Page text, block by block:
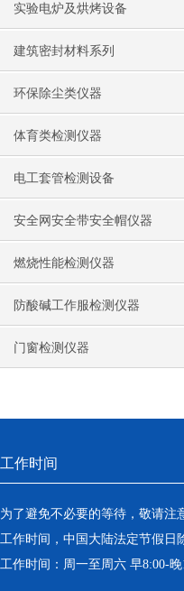
实验电炉及烘烤设备
建筑密封材料系列
环保除尘类仪器
体育类检测仪器
电工套管检测设备
安全网安全带安全帽仪器
燃烧性能检测仪器
防酸碱工作服检测仪器
门窗检测仪器
工作时间
为了避免不必要的等待，敬请注
工作时间，中国大陆法定节假日
工作时间：周一至周六 早8:00-